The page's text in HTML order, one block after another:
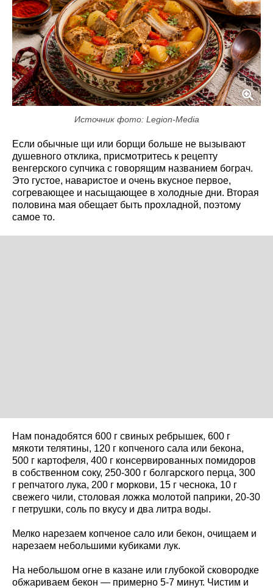
Источник фото: Legion-Media
Если обычные щи или борщи больше не вызывают
душевного отклика, присмотритесь к рецепту
венгерского супчика с говорящим названием бограч.
Это густое, наваристое и очень вкусное первое,
согревающее и насыщающее в холодные дни. Вторая
половина мая обещает быть прохладной, поэтому
самое то.
Нам понадобятся 600 г свиных ребрышек, 600 г
мякоти телятины, 120 г копченого сала или бекона,
500 г картофеля, 400 г консервированных помидоров
в собственном соку, 250-300 г болгарского перца, 300
г репчатого лука, 200 г моркови, 15 г чеснока, 10 г
свежего чили, столовая ложка молотой паприки, 20-30
г петрушки, соль по вкусу и два литра воды.
Мелко нарезаем копченое сало или бекон, очищаем и
нарезаем небольшими кубиками лук.
На небольшом огне в казане или глубокой сковородке
обжариваем бекон — примерно 5-7 минут. Чистим и